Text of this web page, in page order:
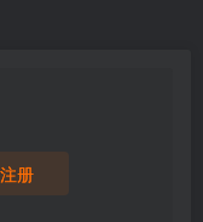
注册